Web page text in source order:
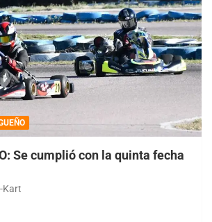
Se cumplió con la quinta fecha
Kart